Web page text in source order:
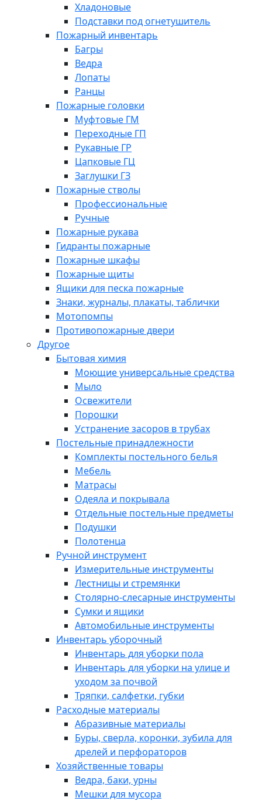
Хладоновые
Подставки под огнетушитель
Пожарный инвентарь
Багры
Ведра
Лопаты
Ранцы
Пожарные головки
Муфтовые ГМ
Переходные ГП
Рукавные ГР
Цапковые ГЦ
Заглушки ГЗ
Пожарные стволы
Профессиональные
Ручные
Пожарные рукава
Гидранты пожарные
Пожарные шкафы
Пожарные щиты
Ящики для песка пожарные
Знаки, журналы, плакаты, таблички
Мотопомпы
Противопожарные двери
Другое
Бытовая химия
Моющие универсальные средства
Мыло
Освежители
Порошки
Устранение засоров в трубах
Постельные принадлежности
Комплекты постельного белья
Мебель
Матрасы
Одеяла и покрывала
Отдельные постельные предметы
Подушки
Полотенца
Ручной инструмент
Измерительные инструменты
Лестницы и стремянки
Столярно-слесарные инструменты
Сумки и ящики
Автомобильные инструменты
Инвентарь уборочный
Инвентарь для уборки пола
Инвентарь для уборки на улице и
уходом за почвой
Тряпки, салфетки, губки
Расходные материалы
Абразивные материалы
Буры, сверла, коронки, зубила для
дрелей и перфораторов
Хозяйственные товары
Ведра, баки, урны
Мешки для мусора